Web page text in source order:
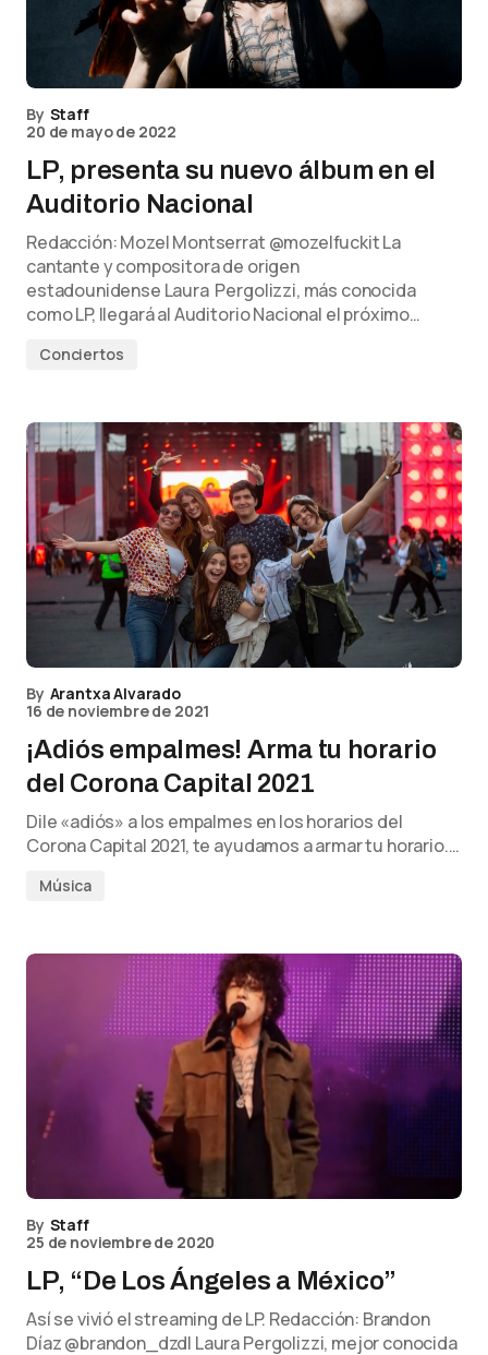
By Staff
20 de mayo de 2022
LP, presenta su nuevo álbum en el
Auditorio Nacional
Redacción: Mozel Montserrat @mozelfuckit La
cantante y compositora de origen
estadounidense Laura Pergolizzi, más conocida
como LP, llegará al Auditorio Nacional el próximo…
Conciertos
By Arantxa Alvarado
16 de noviembre de 2021
¡Adiós empalmes! Arma tu horario
del Corona Capital 2021
Dile «adiós» a los empalmes en los horarios del
Corona Capital 2021, te ayudamos a armar tu horario.…
Música
By Staff
25 de noviembre de 2020
LP, “De Los Ángeles a México”
Así se vivió el streaming de LP. Redacción: Brandon
Díaz @brandon_dzdl Laura Pergolizzi, mejor conocida